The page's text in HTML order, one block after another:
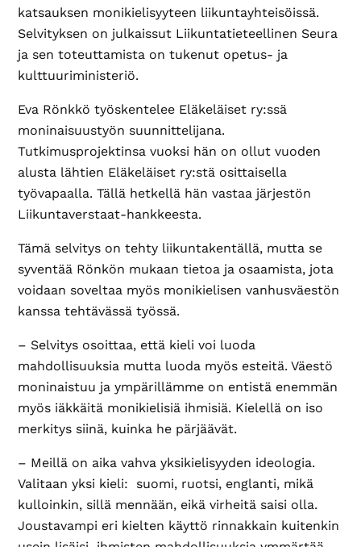
katsauksen monikielisyyteen liikuntayhteisöissä.
Selvityksen on julkaissut Liikuntatieteellinen Seura
ja sen toteuttamista on tukenut opetus- ja
kulttuuriministeriö.
Eva Rönkkö työskentelee Eläkeläiset ry:ssä
moninaisuustyön suunnittelijana.
Tutkimusprojektinsa vuoksi hän on ollut vuoden
alusta lähtien Eläkeläiset ry:stä osittaisella
työvapaalla. Tällä hetkellä hän vastaa järjestön
Liikuntaverstaat-hankkeesta.
Tämä selvitys on tehty liikuntakentällä, mutta se
syventää Rönkön mukaan tietoa ja osaamista, jota
voidaan soveltaa myös monikielisen vanhusväestön
kanssa tehtävässä työssä.
– Selvitys osoittaa, että kieli voi luoda
mahdollisuuksia mutta luoda myös esteitä. Väestö
moninaistuu ja ympärillämme on entistä enemmän
myös iäkkäitä monikielisiä ihmisiä. Kielellä on iso
merkitys siinä, kuinka he pärjäävät.
– Meillä on aika vahva yksikielisyyden ideologia.
Valitaan yksi kieli: suomi, ruotsi, englanti, mikä
kulloinkin, sillä mennään, eikä virheitä saisi olla.
Joustavampi eri kielten käyttö rinnakkain kuitenkin